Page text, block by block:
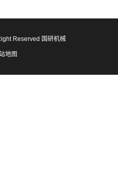
Reserved 国研机械
地图